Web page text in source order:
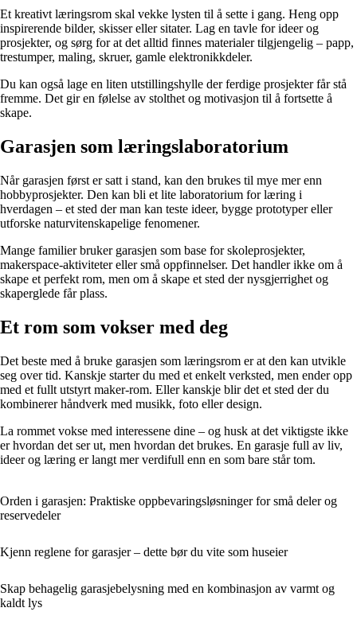
Et kreativt læringsrom skal vekke lysten til å sette i gang. Heng opp
inspirerende bilder, skisser eller sitater. Lag en tavle for ideer og
prosjekter, og sørg for at det alltid finnes materialer tilgjengelig – papp,
trestumper, maling, skruer, gamle elektronikkdeler.
Du kan også lage en liten utstillingshylle der ferdige prosjekter får stå
fremme. Det gir en følelse av stolthet og motivasjon til å fortsette å
skape.
Garasjen som læringslaboratorium
Når garasjen først er satt i stand, kan den brukes til mye mer enn
hobbyprosjekter. Den kan bli et lite laboratorium for læring i
hverdagen – et sted der man kan teste ideer, bygge prototyper eller
utforske naturvitenskapelige fenomener.
Mange familier bruker garasjen som base for skoleprosjekter,
makerspace-aktiviteter eller små oppfinnelser. Det handler ikke om å
skape et perfekt rom, men om å skape et sted der nysgjerrighet og
skaperglede får plass.
Et rom som vokser med deg
Det beste med å bruke garasjen som læringsrom er at den kan utvikle
seg over tid. Kanskje starter du med et enkelt verksted, men ender opp
med et fullt utstyrt maker-rom. Eller kanskje blir det et sted der du
kombinerer håndverk med musikk, foto eller design.
La rommet vokse med interessene dine – og husk at det viktigste ikke
er hvordan det ser ut, men hvordan det brukes. En garasje full av liv,
ideer og læring er langt mer verdifull enn en som bare står tom.
Orden i garasjen: Praktiske oppbevaringsløsninger for små deler og
reservedeler
Kjenn reglene for garasjer – dette bør du vite som huseier
Skap behagelig garasjebelysning med en kombinasjon av varmt og
kaldt lys